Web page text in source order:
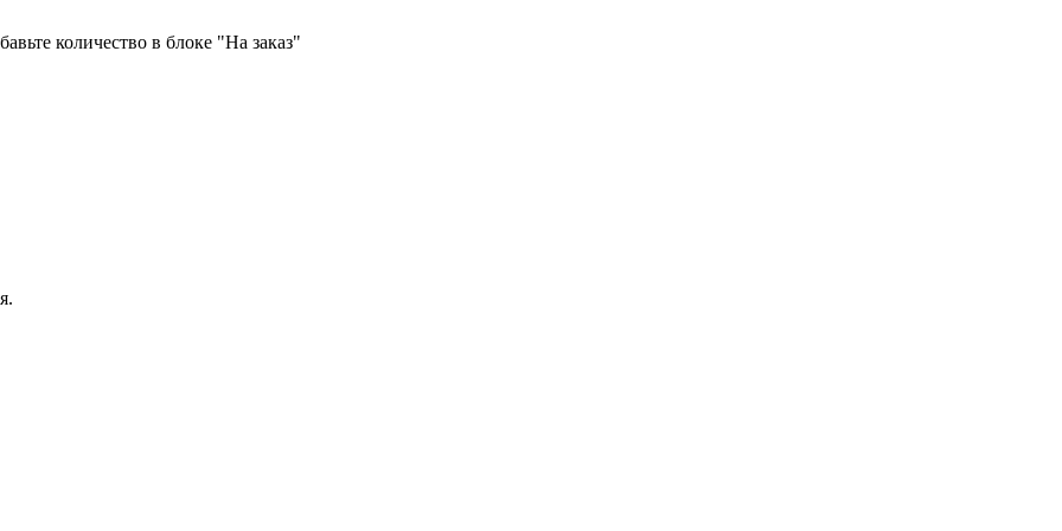
количество в блоке "На заказ"